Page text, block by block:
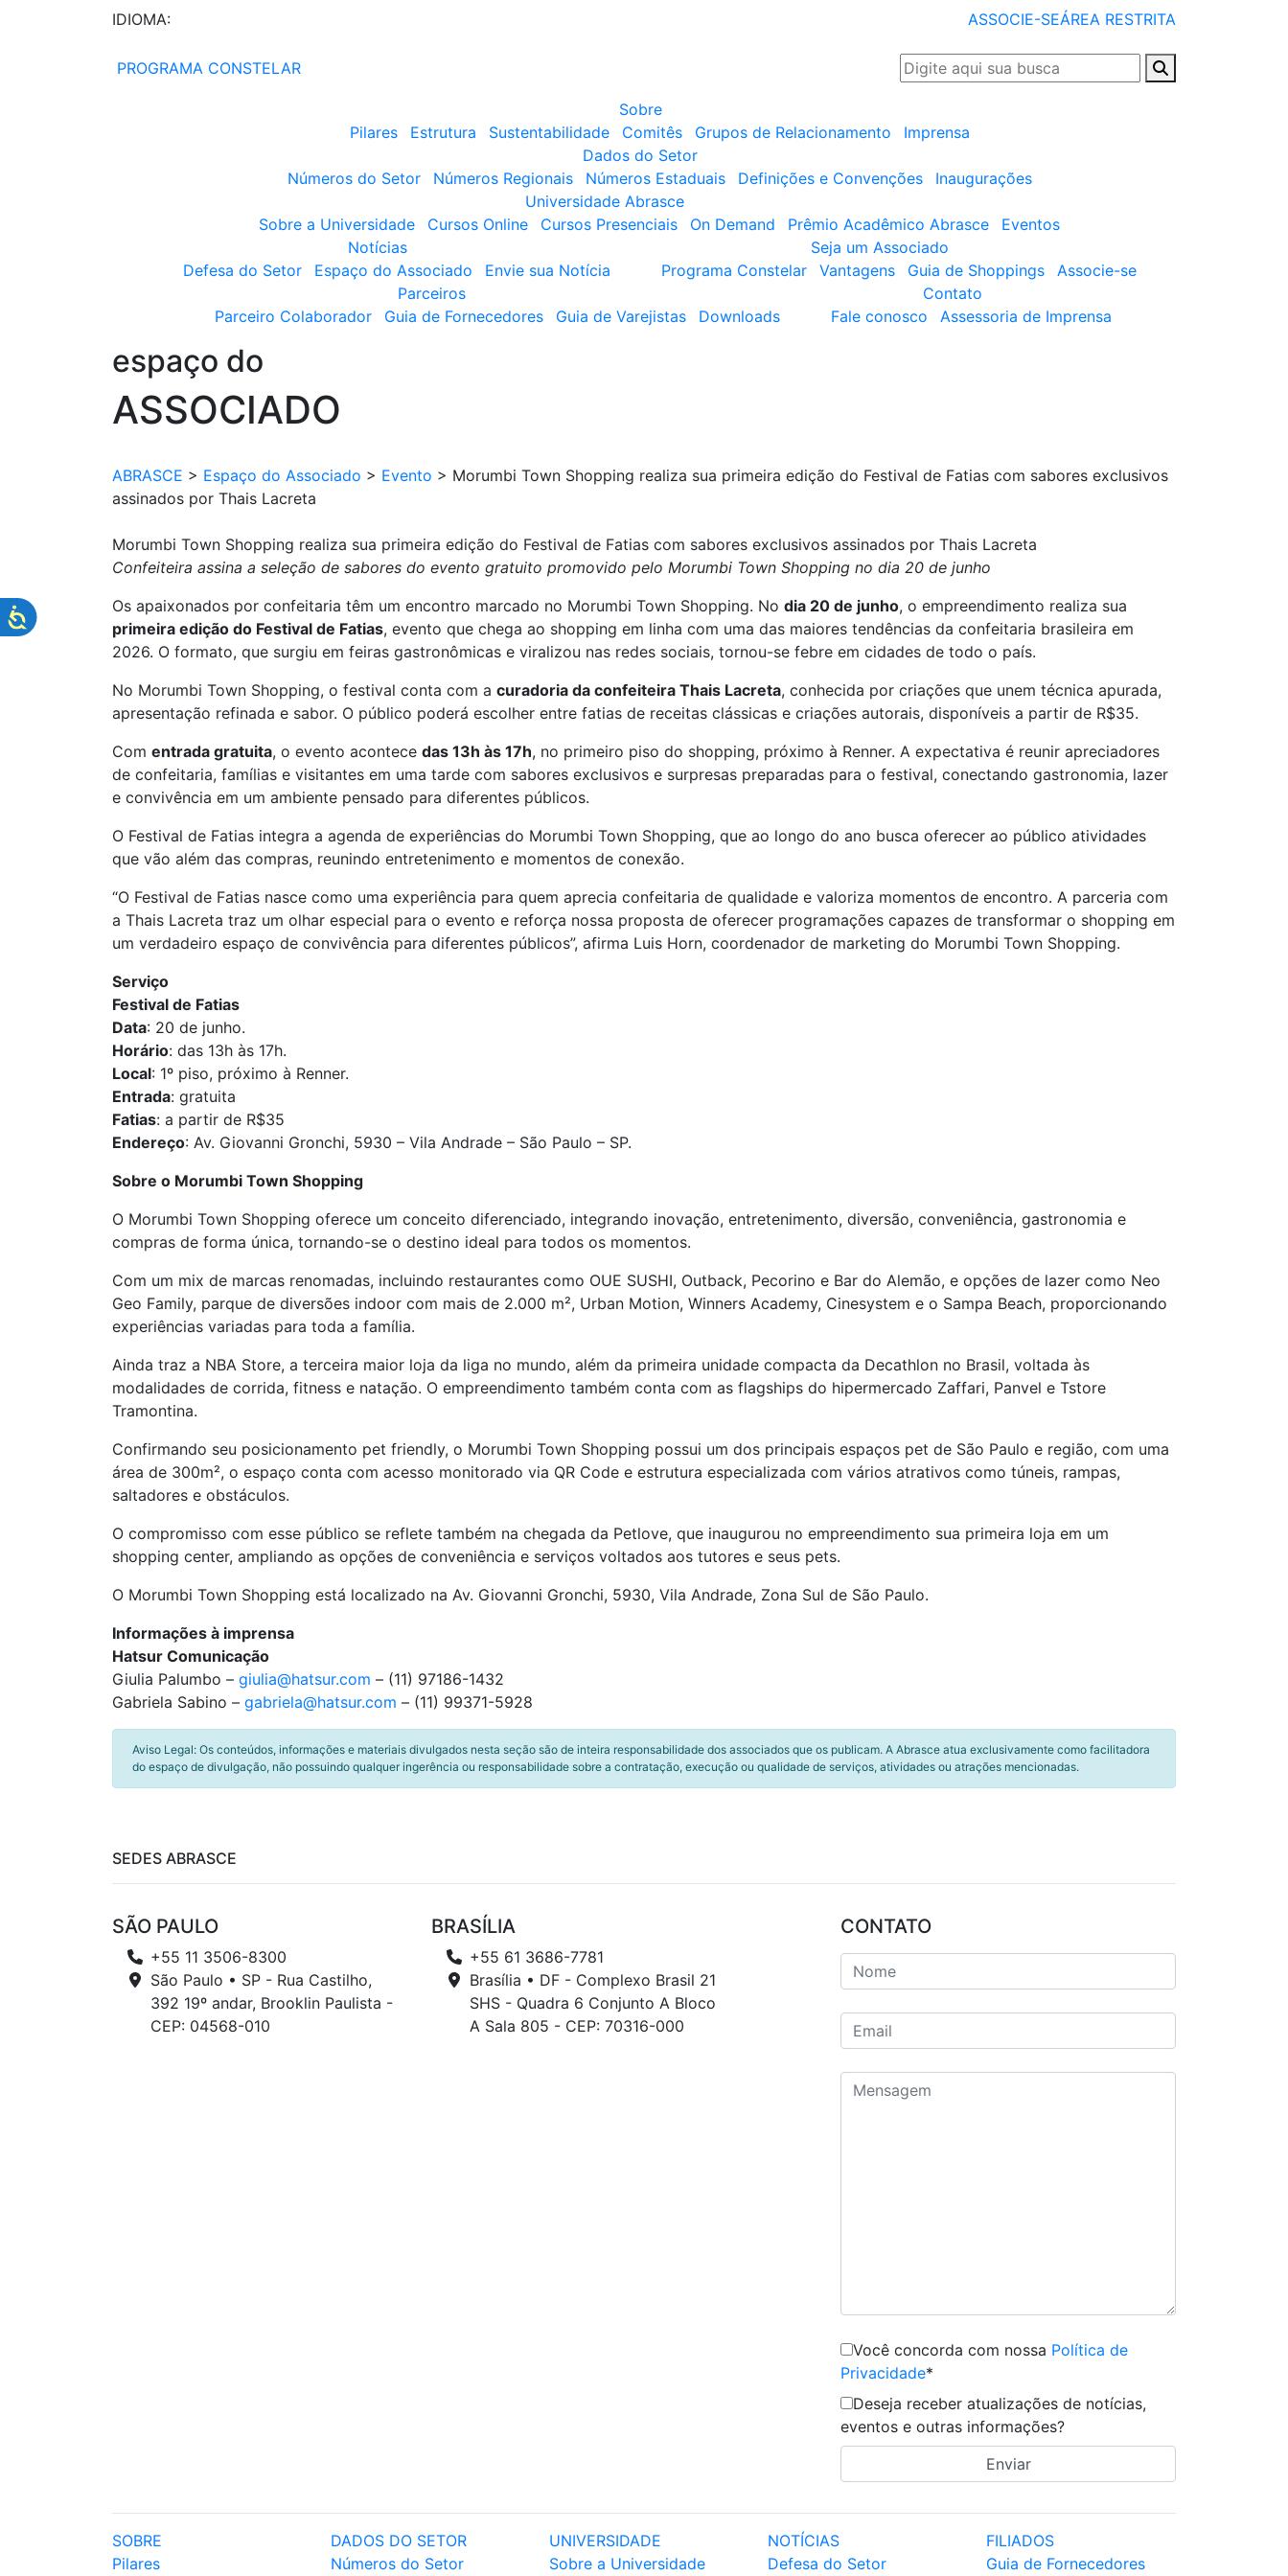
IDIOMA: ASSOCIE-SEÁREA RESTRITA
PROGRAMA CONSTELAR
Sobre
Pilares
Estrutura Sustentabilidade Comitês Grupos de Relacionamento
Imprensa
Dados do Setor
Números do Setor
Números Regionais Números Estaduais Definições e Convenções
Inaugurações
Universidade Abrasce
Sobre a Universidade
Cursos Online Cursos Presenciais On Demand Prêmio Acadêmico Abrasce
Eventos
Notícias
Defesa do Setor
Espaço do Associado Envie sua Notícia
Seja um Associado
Programa Constelar
Vantagens Guia de Shoppings
Associe-se
Parceiros
Parceiro Colaborador
Guia de Fornecedores Guia de Varejistas Downloads
Contato
Fale conosco
Assessoria de Imprensa
espaço do
ASSOCIADO
ABRASCE > Espaço do Associado > Evento > Morumbi Town Shopping realiza sua primeira edição do Festival de Fatias com sabores exclusivos
assinados por Thais Lacreta
Morumbi Town Shopping realiza sua primeira edição do Festival de Fatias com sabores exclusivos assinados por Thais Lacreta
Confeiteira assina a seleção de sabores do evento gratuito promovido pelo Morumbi Town Shopping no dia 20 de junho
Os apaixonados por confeitaria têm um encontro marcado no Morumbi Town Shopping. No dia 20 de junho, o empreendimento realiza sua
primeira edição do Festival de Fatias, evento que chega ao shopping em linha com uma das maiores tendências da confeitaria brasileira em
2026. O formato, que surgiu em feiras gastronômicas e viralizou nas redes sociais, tornou-se febre em cidades de todo o país.
No Morumbi Town Shopping, o festival conta com a curadoria da confeiteira Thais Lacreta, conhecida por criações que unem técnica apurada,
apresentação refinada e sabor. O público poderá escolher entre fatias de receitas clássicas e criações autorais, disponíveis a partir de R$35.
Com entrada gratuita, o evento acontece das 13h às 17h, no primeiro piso do shopping, próximo à Renner. A expectativa é reunir apreciadores
de confeitaria, famílias e visitantes em uma tarde com sabores exclusivos e surpresas preparadas para o festival, conectando gastronomia, lazer
e convivência em um ambiente pensado para diferentes públicos.
O Festival de Fatias integra a agenda de experiências do Morumbi Town Shopping, que ao longo do ano busca oferecer ao público atividades
que vão além das compras, reunindo entretenimento e momentos de conexão.
“O Festival de Fatias nasce como uma experiência para quem aprecia confeitaria de qualidade e valoriza momentos de encontro. A parceria com
a Thais Lacreta traz um olhar especial para o evento e reforça nossa proposta de oferecer programações capazes de transformar o shopping em
um verdadeiro espaço de convivência para diferentes públicos”, afirma Luis Horn, coordenador de marketing do Morumbi Town Shopping.
Serviço
Festival de Fatias
Data: 20 de junho.
Horário: das 13h às 17h.
Local: 1º piso, próximo à Renner.
Entrada: gratuita
Fatias: a partir de R$35
Endereço: Av. Giovanni Gronchi, 5930 – Vila Andrade – São Paulo – SP.
Sobre o Morumbi Town Shopping
O Morumbi Town Shopping oferece um conceito diferenciado, integrando inovação, entretenimento, diversão, conveniência, gastronomia e
compras de forma única, tornando-se o destino ideal para todos os momentos.
Com um mix de marcas renomadas, incluindo restaurantes como OUE SUSHI, Outback, Pecorino e Bar do Alemão, e opções de lazer como Neo
Geo Family, parque de diversões indoor com mais de 2.000 m², Urban Motion, Winners Academy, Cinesystem e o Sampa Beach, proporcionando
experiências variadas para toda a família.
Ainda traz a NBA Store, a terceira maior loja da liga no mundo, além da primeira unidade compacta da Decathlon no Brasil, voltada às
modalidades de corrida, fitness e natação. O empreendimento também conta com as flagships do hipermercado Zaffari, Panvel e Tstore
Tramontina.
Confirmando seu posicionamento pet friendly, o Morumbi Town Shopping possui um dos principais espaços pet de São Paulo e região, com uma
área de 300m², o espaço conta com acesso monitorado via QR Code e estrutura especializada com vários atrativos como túneis, rampas,
saltadores e obstáculos.
O compromisso com esse público se reflete também na chegada da Petlove, que inaugurou no empreendimento sua primeira loja em um
shopping center, ampliando as opções de conveniência e serviços voltados aos tutores e seus pets.
O Morumbi Town Shopping está localizado na Av. Giovanni Gronchi, 5930, Vila Andrade, Zona Sul de São Paulo.
Informações à imprensa
Hatsur Comunicação
Giulia Palumbo – giulia@hatsur.com – (11) 97186-1432
Gabriela Sabino – gabriela@hatsur.com – (11) 99371-5928
Aviso Legal: Os conteúdos, informações e materiais divulgados nesta seção são de inteira responsabilidade dos associados que os publicam. A Abrasce atua exclusivamente como facilitadora
do espaço de divulgação, não possuindo qualquer ingerência ou responsabilidade sobre a contratação, execução ou qualidade de serviços, atividades ou atrações mencionadas.
SEDES ABRASCE
SÃO PAULO
+55 11 3506-8300
São Paulo • SP - Rua Castilho,
392 19º andar, Brooklin Paulista -
CEP: 04568-010
BRASÍLIA
+55 61 3686-7781
Brasília • DF - Complexo Brasil 21
SHS - Quadra 6 Conjunto A Bloco
A Sala 805 - CEP: 70316-000
CONTATO
Você concorda com nossa Política de
Privacidade*
Deseja receber atualizações de notícias,
eventos e outras informações?
SOBRE
Pilares
DADOS DO SETOR
Números do Setor
UNIVERSIDADE
Sobre a Universidade
NOTÍCIAS
Defesa do Setor
FILIADOS
Guia de Fornecedores